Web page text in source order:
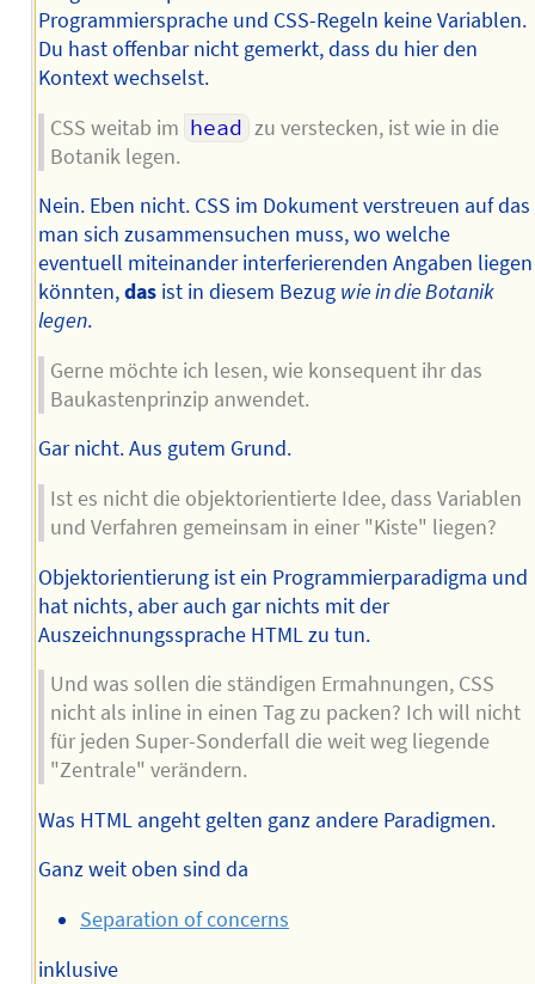
Programmiersprache und CSS-Regeln keine Variablen.
Du hast offenbar nicht gemerkt, dass du hier den
Kontext wechselst.
CSS weitab im head zu verstecken, ist wie in die
Botanik legen.
Nein. Eben nicht. CSS im Dokument verstreuen auf das
man sich zusammensuchen muss, wo welche
eventuell miteinander interferierenden Angaben liegen
könnten,dasist in diesem Bezug wie in die Botanik
legen.
Gerne möchte ich lesen, wie konsequent ihr das
Baukastenprinzip anwendet.
Gar nicht. Aus gutem Grund.
Ist es nicht die objektorientierte Idee, dass Variablen
und Verfahren gemeinsam in einer "Kiste" liegen?
Objektorientierung ist ein Programmierparadigma und
hat nichts, aber auch gar nichts mit der
Auszeichnungssprache HTML zu tun.
Und was sollen die ständigen Ermahnungen, CSS
nicht als inline in einen Tag zu packen? Ich will nicht
für jeden Super-Sonderfall die weit weg liegende
"Zentrale" verändern.
Was HTML angeht gelten ganz andere Paradigmen.
Ganz weit oben sind da
Separation of concerns
inklusive